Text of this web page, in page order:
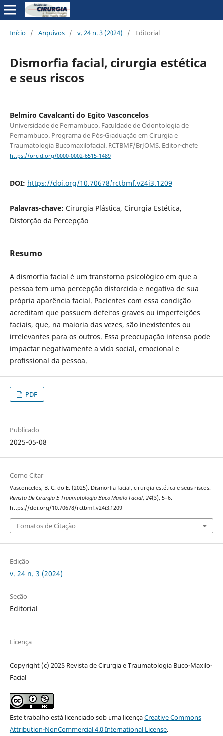
Início / Arquivos / v. 24 n. 3 (2024) / Editorial
Dismorfia facial, cirurgia estética
e seus riscos
Belmiro Cavalcanti do Egito Vasconcelos
Universidade de Pernambuco. Faculdade de Odontologia de
Pernambuco. Programa de Pós-Graduação em Cirurgia e
Traumatologia Bucomaxilofacial. RCTBMF/BrJOMS. Editor-chefe
https://orcid.org/0000-0002-6515-1489
DOI: https://doi.org/10.70678/rctbmf.v24i3.1209
Palavras-chave: Cirurgia Plástica, Cirurgia Estética,
Distorção da Percepção
Resumo
A dismorfia facial é um transtorno psicológico em que a
pessoa tem uma percepção distorcida e negativa de sua
própria aparência facial. Pacientes com essa condição
acreditam que possuem defeitos graves ou imperfeições
faciais, que, na maioria das vezes, são inexistentes ou
irrelevantes para os outros. Essa preocupação intensa pode
impactar negativamente a vida social, emocional e
profissional da pessoa.
PDF
Publicado
2025-05-08
Como Citar
Vasconcelos, B. C. do E. (2025). Dismorfia facial, cirurgia estética e seus riscos.
Revista De Cirurgia E Traumatologia Buco-Maxilo-Facial, 24(3), 5–6.
https://doi.org/10.70678/rctbmf.v24i3.1209
Fomatos de Citação
Edição
v. 24 n. 3 (2024)
Seção
Editorial
Licença
Copyright (c) 2025 Revista de Cirurgia e Traumatologia Buco-Maxilo-
Facial
Este trabalho está licenciado sob uma licençaCreative Commons
Attribution-NonCommercial 4.0 International License.